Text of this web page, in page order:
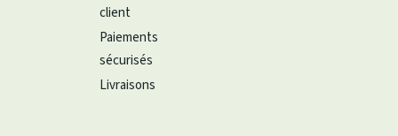
client
Paiements
sécurisés
Livraisons